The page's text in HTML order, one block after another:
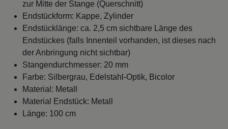
zur Mitte der Stange (Querschnitt)
Endstückform: Kappe, Zylinder
Endstücklänge: ca. 2,5 cm sichtbare Länge des
Endstückes (falls Innenteil vorhanden, ist dieses nach
der Anbringung nicht sichtbar)
Stangendurchmesser: 20 mm
Farbe: Silbergrau, Edelstahl-Optik, Bicolor
Material: Metall
Material Endstück: Metall
Länge: 100 cm